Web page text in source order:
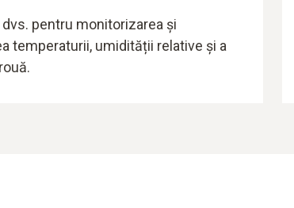
dvs. pentru monitorizarea și
temperaturii, umidității relative și a